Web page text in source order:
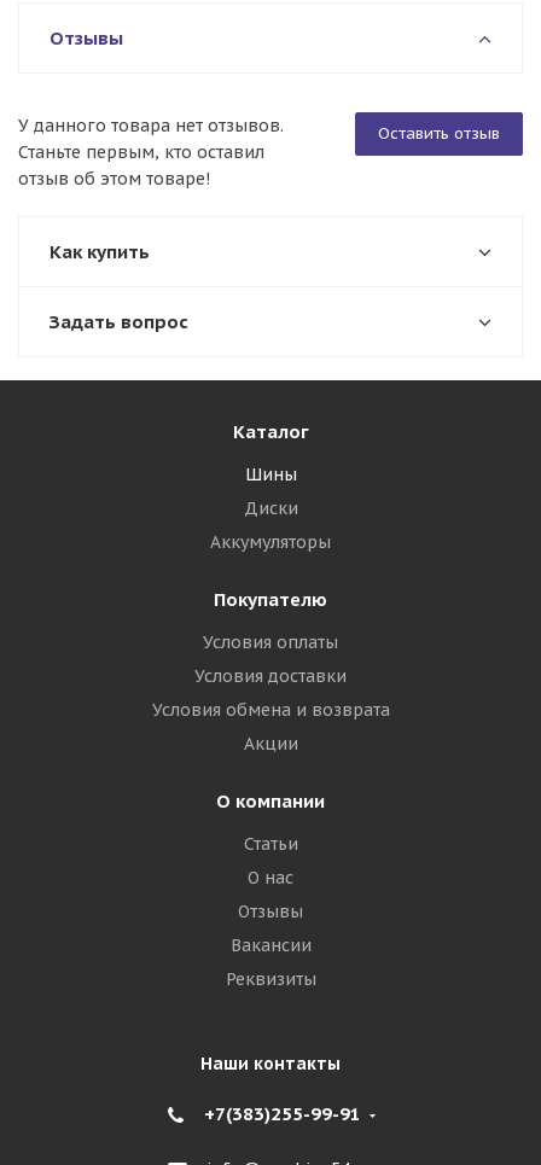
Отзывы
Оставить отзыв
У данного товара нет отзывов.
Станьте первым, кто оставил
отзыв об этом товаре!
Как купить
Задать вопрос
Каталог
Шины
Диски
Аккумуляторы
Покупателю
Условия оплаты
Условия доставки
Условия обмена и возврата
Акции
О компании
Статьи
О нас
Отзывы
Вакансии
Реквизиты
Наши контакты
+7(383)255-99-91